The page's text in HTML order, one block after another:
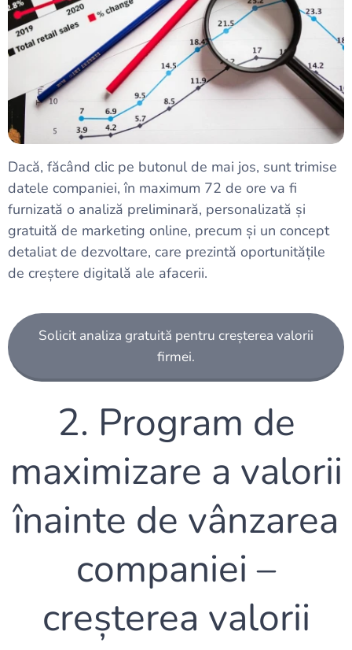
Dacă, făcând clic pe butonul de mai jos, sunt trimise
datele companiei, în maximum 72 de ore va fi
furnizată o analiză preliminară, personalizată și
gratuită de marketing online, precum și un concept
detaliat de dezvoltare, care prezintă oportunitățile
de creștere digitală ale afacerii.
Solicit analiza gratuită pentru creșterea valorii
firmei.
2. Program de
maximizare a valorii
înainte de vânzarea
companiei –
creșterea valorii